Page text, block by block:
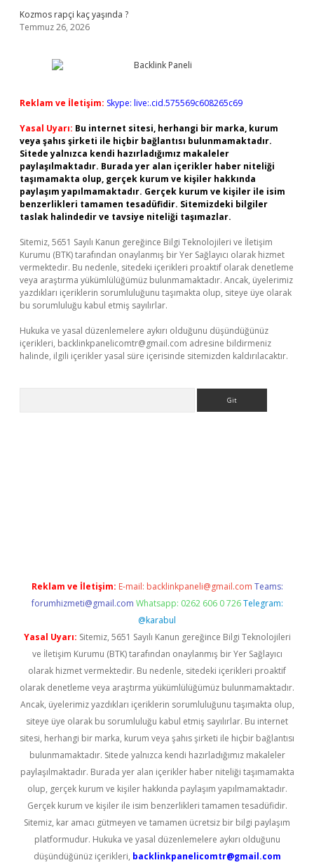
Kozmos rapçi kaç yaşında ?
Temmuz 26, 2026
Reklam ve İletişim: Skype: live:.cid.575569c608265c69
Yasal Uyarı: Bu internet sitesi, herhangi bir marka, kurum
veya şahıs şirketi ile hiçbir bağlantısı bulunmamaktadır.
Sitede yalnızca kendi hazırladığımız makaleler
paylaşılmaktadır. Burada yer alan içerikler haber niteliği
taşımamakta olup, gerçek kurum ve kişiler hakkında
paylaşım yapılmamaktadır. Gerçek kurum ve kişiler ile isim
benzerlikleri tamamen tesadüfidir. Sitemizdeki bilgiler
taslak halindedir ve tavsiye niteliği taşımazlar.
Sitemiz, 5651 Sayılı Kanun gereğince Bilgi Teknolojileri ve İletişim
Kurumu (BTK) tarafından onaylanmış bir Yer Sağlayıcı olarak hizmet
vermektedir. Bu nedenle, sitedeki içerikleri proaktif olarak denetleme
veya araştırma yükümlülüğümüz bulunmamaktadır. Ancak, üyelerimiz
yazdıkları içeriklerin sorumluluğunu taşımakta olup, siteye üye olarak
bu sorumluluğu kabul etmiş sayılırlar.
Hukuka ve yasal düzenlemelere aykırı olduğunu düşündüğünüz
içerikleri, backlinkpanelicomtr@gmail.com adresine bildirmeniz
halinde, ilgili içerikler yasal süre içerisinde sitemizden kaldırılacaktır.
Reklam ve İletişim: E-mail: backlinkpaneli@gmail.com Teams:
forumhizmeti@gmail.com Whatsapp: 0262 606 0 726 Telegram:
@karabul
Yasal Uyarı: Sitemiz, 5651 Sayılı Kanun gereğince Bilgi Teknolojileri
ve İletişim Kurumu (BTK) tarafından onaylanmış bir Yer Sağlayıcı
olarak hizmet vermektedir. Bu nedenle, sitedeki içerikleri proaktif
olarak denetleme veya araştırma yükümlülüğümüz bulunmamaktadır.
Ancak, üyelerimiz yazdıkları içeriklerin sorumluluğunu taşımakta olup,
siteye üye olarak bu sorumluluğu kabul etmiş sayılırlar. Bu internet
sitesi, herhangi bir marka, kurum veya şahıs şirketi ile hiçbir bağlantısı
bulunmamaktadır. Sitede yalnızca kendi hazırladığımız makaleler
paylaşılmaktadır. Burada yer alan içerikler haber niteliği taşımamakta
olup, gerçek kurum ve kişiler hakkında paylaşım yapılmamaktadır.
Gerçek kurum ve kişiler ile isim benzerlikleri tamamen tesadüfidir.
Sitemiz, kar amacı gütmeyen ve tamamen ücretsiz bir bilgi paylaşım
platformudur. Hukuka ve yasal düzenlemelere aykırı olduğunu
düşündüğünüz içerikleri, backlinkpanelicomtr@gmail.com